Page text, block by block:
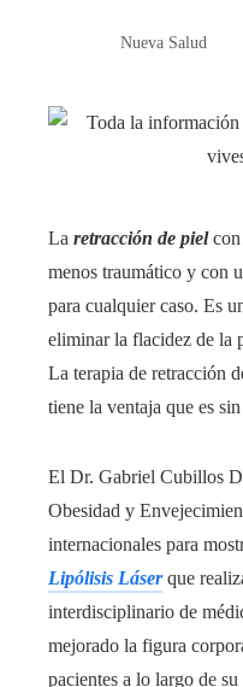
Nueva Salud
La retracción de pielcon
menos traumático y con
para cualquier caso. Es
eliminar la flacidez de la
La terapia de retracción
tiene la ventaja que es
El Dr. Gabriel Cubillos
Obesidad y
internacionales para
Lipólisis Láserque
interdisciplinario de
mejorado la figura
pacientes a lo largo de su